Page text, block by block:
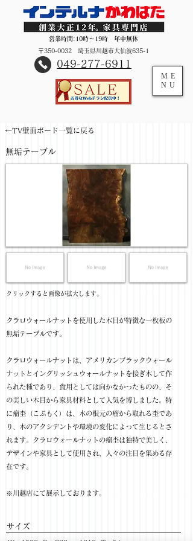
営業時間:10時～19時 年中無休
〒350-0032 埼玉県川越市大仙波635-1
​049-277-6911
ME
NU
←TV壁面ボード一覧に戻る
無垢テーブル
​クリックすると画像が拡大します。
クラロウォールナットを使用した木目が特徴な一枚板の
無垢テーブルです。
クラロウォールナットは、アメリカンブラックウォール
ナットとイングリッシュウォールナットを接ぎ木して作
られた種であり、食用としては向かなかったものの、そ
の美しい木目から家具材料として人気を博しました。特
に瘤杢（こぶもく）は、木の根元の瘤から取れる杢であ
り、木のアクシデントや環境の変化によって生じるとさ
れます。クラロウォールナットの瘤杢は独特で美しく、
デザインや家具として使用され、人々の注目を集める存
在です。
※川越店にて展示しております。
サイズ